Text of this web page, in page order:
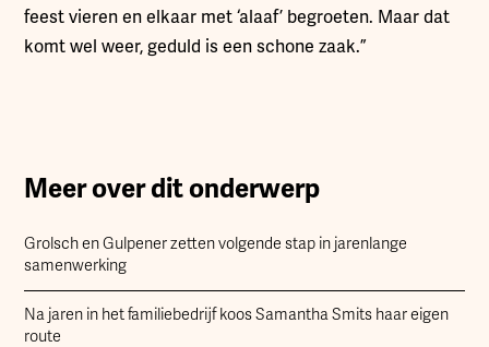
feest vieren en elkaar met ‘alaaf’ begroeten. Maar dat
komt wel weer, geduld is een schone zaak.”
Meer over dit onderwerp
Grolsch en Gulpener zetten volgende stap in jarenlange
samenwerking
Na jaren in het familiebedrijf koos Samantha Smits haar eigen
route